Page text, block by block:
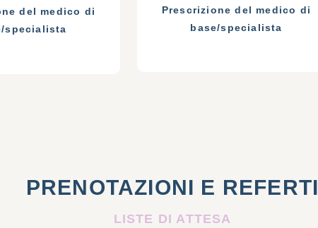
del medico di
specialista
Prescrizione del medico di
base/specialista
PRENOTAZIONI E REFERTI
LISTE DI ATTESA